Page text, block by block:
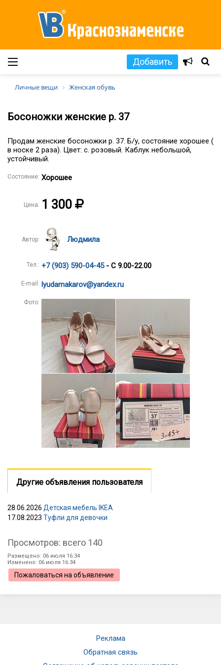
Добавить
Личные вещи Женская обувь
Босоножки женские р. 37
Продам женские босоножки р. 37. Б/у, состояние хорошее (
в носке 2 раза). Цвет: с. розовый. Каблук небольшой,
устойчивый.
Состояние: Хорошее
Цена: 1 300
Автор: Людмила
Тел.: +7 (903) 590-04-45- С 9.00-22.00
E-mail: lyudamakarov@yandex.ru
Фото:
Другие объявления пользователя
28.06.2026 Детская мебель IKEA
17.08.2023 Туфли для девочки
Просмотров: всего 140
Размещено: 06 июля 16:34
Изменено: 06 июля 16:34
Пожаловаться на объявление
Реклама
Обратная связь